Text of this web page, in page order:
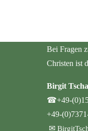
Bei Fragen
Christen ist
Birgit
☎+49-
+49-
✉